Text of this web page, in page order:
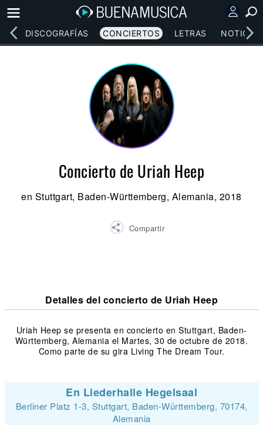
DISCOGRAFÍAS CONCIERTOS LETRAS NOTICIAS
Concierto de Uriah Heep
en Stuttgart, Baden-Württemberg, Alemania, 2018
Compartir
Detalles del concierto de Uriah Heep
Uriah Heep se presenta en concierto en Stuttgart, Baden-
Württemberg, Alemania el Martes, 30 de octubre de 2018.
Como parte de su gira Living The Dream Tour.
En Liederhalle Hegelsaal
Berliner Platz 1-3, Stuttgart, Baden-Württemberg, 70174,
Alemania